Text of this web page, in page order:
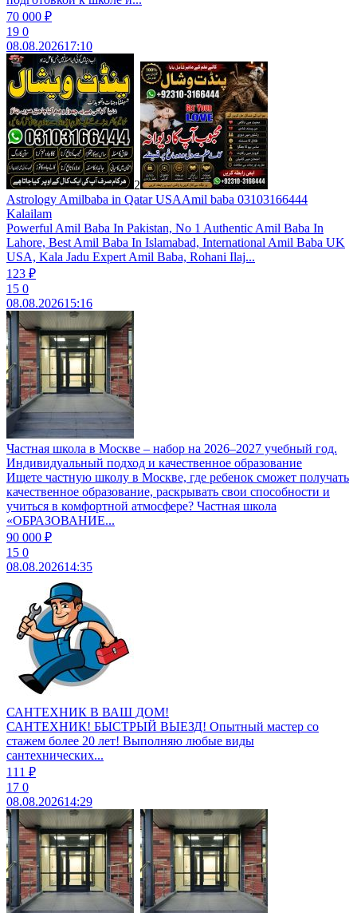
70 000 ₽
19 0
08.08.202617:10
2
Astrology Amilbaba in Qatar USAAmil baba 03103166444
Kalailam
Powerful Amil Baba In Pakistan, No 1 Authentic Amil Baba In
Lahore, Best Amil Baba In Islamabad, International Amil Baba UK
USA, Kala Jadu Expert Amil Baba, Rohani Ilaj...
123 ₽
15 0
08.08.202615:16
Частная школа в Москве – набор на 2026–2027 учебный год.
Индивидуальный подход и качественное образование
Ищете частную школу в Москве, где ребенок сможет получать
качественное образование, раскрывать свои способности и
учиться в комфортной атмосфере? Частная школа
«ОБРАЗОВАНИЕ...
90 000 ₽
15 0
08.08.202614:35
САНТЕХНИК В ВАШ ДОМ!
САНТЕХНИК! БЫСТРЫЙ ВЫЕЗД! Опытный мастер со
стажем более 20 лет! Выполняю любые виды
сантехнических...
111 ₽
17 0
08.08.202614:29